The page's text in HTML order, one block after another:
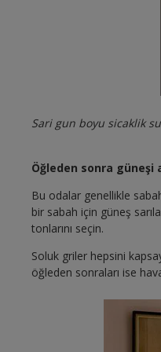
Sari gun boyu sicaklik
Öğleden sonra güneşi
Bu odalar genellikle
bir sabah için güneş
tonlarını seçin.
Soluk griler hepsini
öğleden sonraları ise